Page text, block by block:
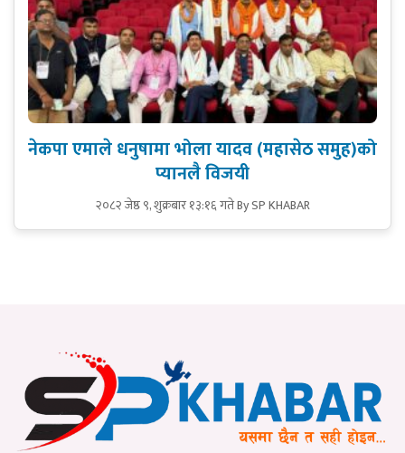
नेकपा एमाले धनुषामा भोला यादव (महासेठ समुह)को
प्यानलै विजयी
२०८२ जेष्ठ ९, शुक्रबार १३:१६ गतेBy SP KHABAR